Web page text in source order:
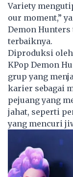
Variety
our moment,”
Demon
terbaiknya.
Diproduksi
KPop Demon
grup yang
karier sebagai
pejuang yang
jahat, seperti
yang mencuri